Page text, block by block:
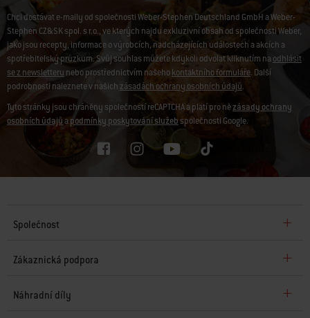
Chci dostávat e-maily od společnosti Weber-Stephen Deutschland GmbH a Weber-
Stephen CZ&SK spol. s r.o., ve kterých najdu exkluzivní obsah od společnosti Weber,
jako jsou recepty, informace o výrobcích, nadcházejících událostech a akcích a
spotřebitelský průzkum. Svůj souhlas můžete kdykoli odvolat kliknutím na odhlásit
se z newsletteru nebo prostřednictvím našehokontaktního formuláře. Další
podrobnosti naleznete v našich zásadách ochrany osobních údajů.
Tyto stránky jsou chráněny společností reCAPTCHA a platí pro nězásady ochrany
osobních údajů apodmínky poskytování služebspolečnosti Google.
Společnost
Zákaznická podpora
Náhradní díly